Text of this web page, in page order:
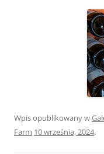
Wpis opublikowany w
Farm 10 września, 2024.